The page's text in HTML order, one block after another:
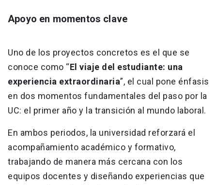
Apoyo en momentos clave
Uno de los proyectos concretos es el que se
conoce como “El viaje del estudiante: una
experiencia extraordinaria”, el cual pone énfasis
en dos momentos fundamentales del paso por la
UC: el primer año y la transición al mundo laboral.
En ambos periodos, la universidad reforzará el
acompañamiento académico y formativo,
trabajando de manera más cercana con los
equipos docentes y diseñando experiencias que